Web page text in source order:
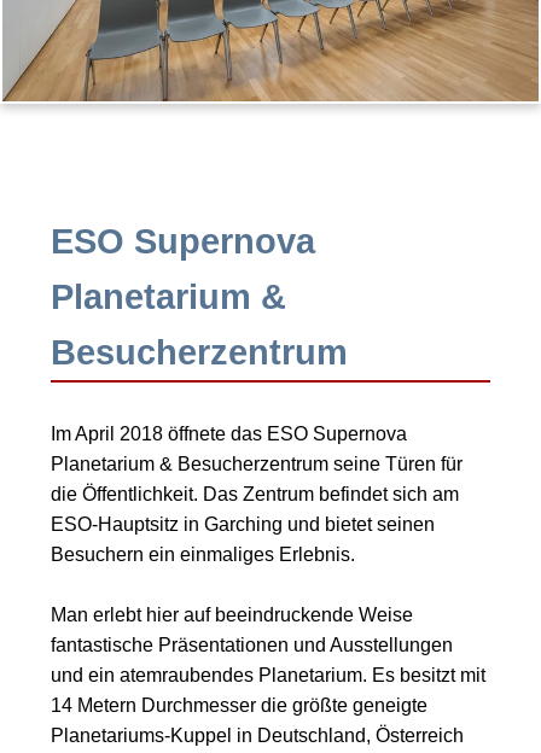
ESO Supernova
Planetarium &
Besucherzentrum
Im April 2018 öffnete das ESO Supernova
Planetarium & Besucherzentrum seine Türen für
die Öffentlichkeit. Das Zentrum befindet sich am
ESO-Hauptsitz in Garching und bietet seinen
Besuchern ein einmaliges Erlebnis.
Man erlebt hier auf beeindruckende Weise
fantastische Präsentationen und Ausstellungen
und ein atemraubendes Planetarium. Es besitzt mit
14 Metern Durchmesser die größte geneigte
Planetariums-Kuppel in Deutschland, Österreich